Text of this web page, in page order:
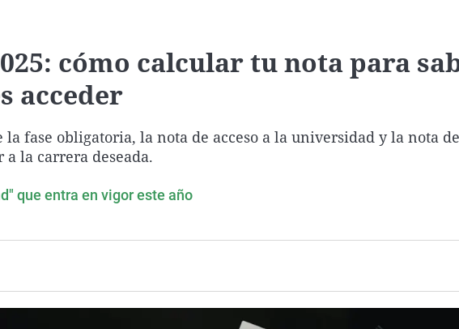
País Vascocómo calcular tu nota para
acceder
la fase obligatoria, la nota de acceso a la universidad y la nota
la carrera deseada.
que entra en vigor este año